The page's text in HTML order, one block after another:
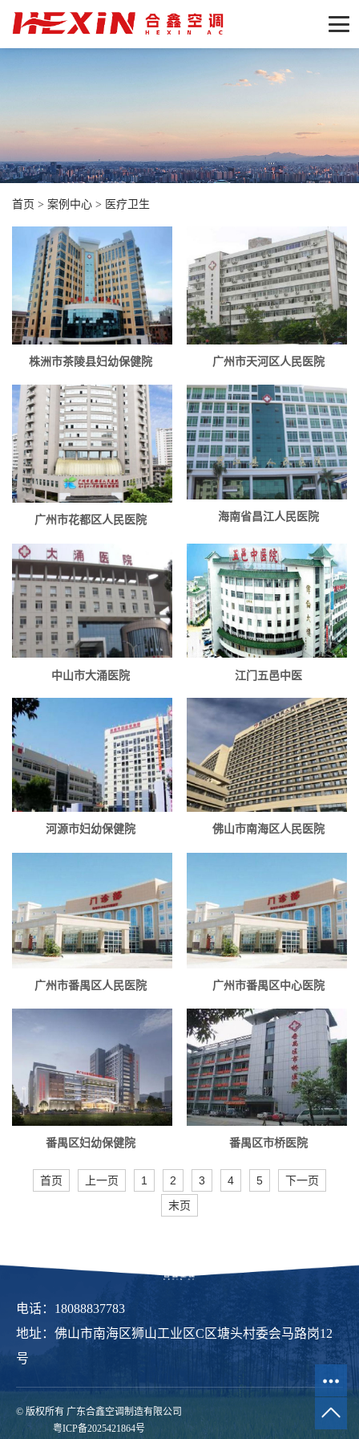
首页 > 案例中心 > 医疗卫生
株洲市茶陵县妇幼保健院 广州市天河区人民医院
广州市花都区人民医院 海南省昌江人民医院
中山市大涌医院 江门五邑中医
河源市妇幼保健院 佛山市南海区人民医院
广州市番禺区人民医院 广州市番禺区中心医院
番禺区妇幼保健院 番禺区市桥医院
首页 上一页 1 2 3 4 5
下一页
末页
© 版权所有 广东合鑫空调制造有限公司
粤ICP备2025421864号
电话：18088837783
地址：佛山市南海区狮山工业区C区塘头村委会马路岗12
号